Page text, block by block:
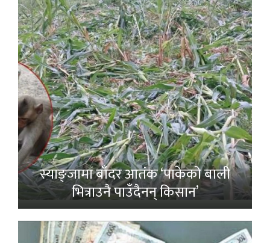
स्याङ्जामा बाँदर आतंक ‘पाकेको बाली
भित्राउनै पाउँदैनन् किसान’